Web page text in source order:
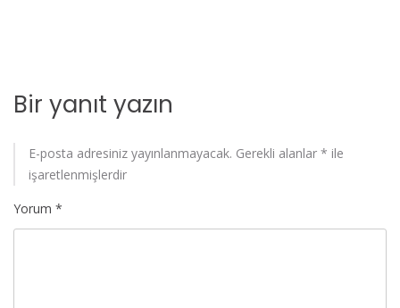
Bir yanıt yazın
E-posta adresiniz yayınlanmayacak. Gerekli alanlar * ile
işaretlenmişlerdir
Yorum *